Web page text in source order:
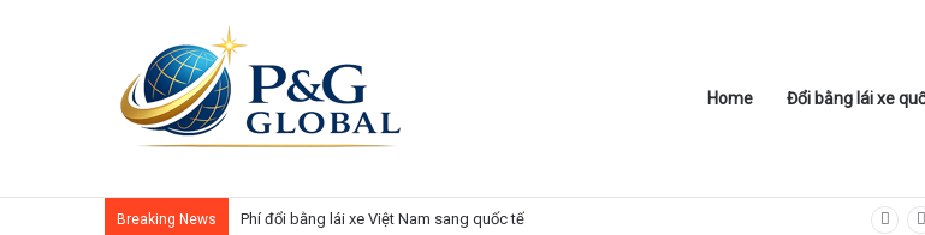
Home Đổi bằng lái xe
Breaking News Phí đổi bằng lái xe Việt Nam sang quốc tế